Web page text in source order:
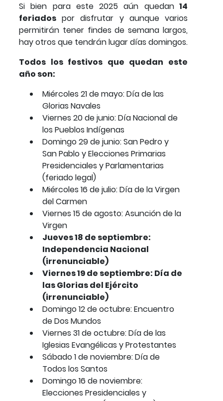
Si bien para este 2025 aún quedan14
feriados por disfrutar y aunque varios
permitirán tener findes de semana largos,
hay otros que tendrán lugar días domingos.
Todos los festivos que quedan este
año son:
Miércoles 21 de mayo: Día de las
Glorias Navales
Viernes 20 de junio: Día Nacional de
los Pueblos Indígenas
Domingo 29 de junio: San Pedro y
San Pablo y Elecciones Primarias
Presidenciales y Parlamentarias
(feriado legal)
Miércoles 16 de julio: Día de la Virgen
del Carmen
Viernes 15 de agosto: Asunción de la
Virgen
Jueves 18 de septiembre:
Independencia Nacional
(irrenunciable)
Viernes 19 de septiembre: Día de
las Glorias del Ejército
(irrenunciable)
Domingo 12 de octubre: Encuentro
de Dos Mundos
Viernes 31 de octubre: Día de las
Iglesias Evangélicas y Protestantes
Sábado 1 de noviembre: Día de
Todos los Santos
Domingo 16 de noviembre:
Elecciones Presidenciales y